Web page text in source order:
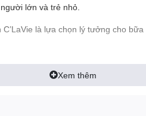
lớn và trẻ nhỏ.
là lựa chọn lý tưởng cho
Xem thêm